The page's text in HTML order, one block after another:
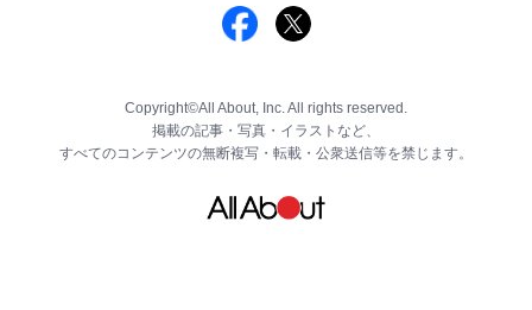
Copyright©All About, Inc. All rights reserved.
掲載の記事・写真・イラストなど、
すべてのコンテンツの無断複写・転載・公衆送信等を禁じます。